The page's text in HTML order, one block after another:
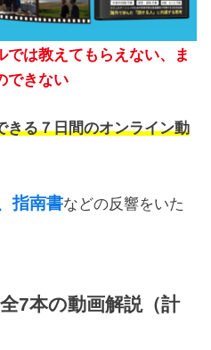
では教えてもらえない、ま
できない
きる７日間のオンライン動
指南書などの反響をいた
7本の動画解説（計